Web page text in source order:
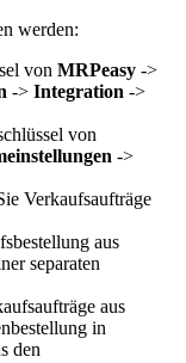
werden:
von MRPeasy ->
-> Integration ->
von
->
Verkaufsaufträge
aus
separaten
aus
in
den